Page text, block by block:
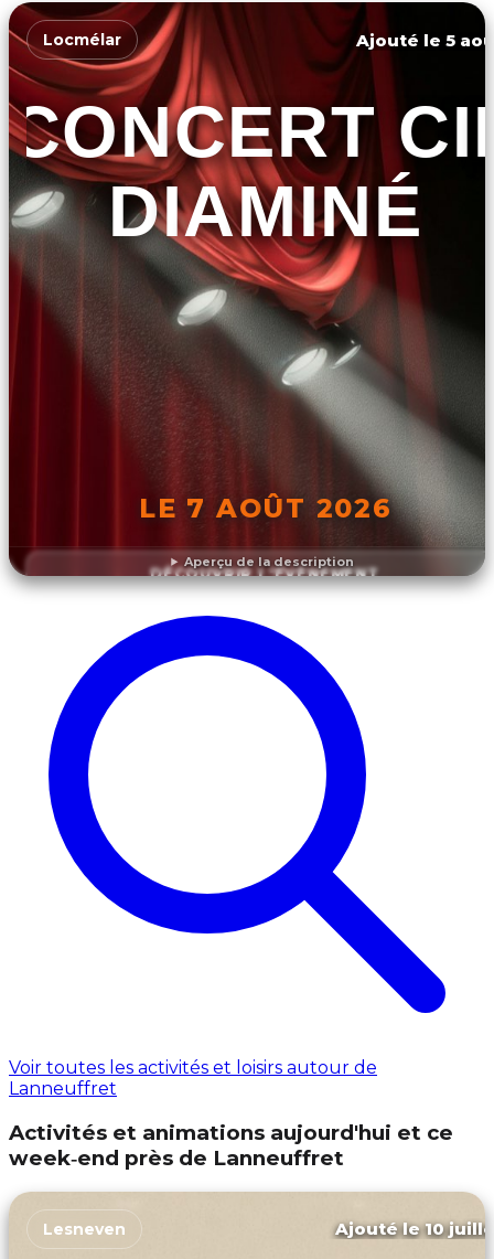
Aperçu de la description
Locmélar Ajouté le 5
CONCERT
DIAMINÉ
LE 7 AOÛT 2026
DÉCOUVRIR L'ÉVÉNEMENT
Voir toutes les activités et loisirs autour de
Lanneuffret
Activités et animations aujourd'hui et ce
week‑end près de Lanneuffret
Lesneven Ajouté le 10